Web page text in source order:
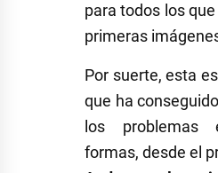
para todos los
primeras
Por suerte, esta
que ha
los problemas
formas, desde el